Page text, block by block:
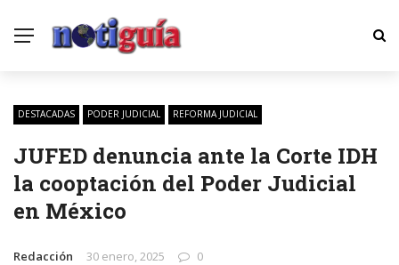
DESTACADAS PODER JUDICIAL REFORMA JUDICIAL
JUFED denuncia ante la Corte IDH
la cooptación del Poder Judicial
en México
Redacción 30 enero, 2025 0